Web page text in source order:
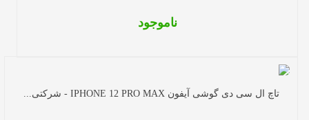
ناموجود
تاچ ال سی دی گوشی آیفون IPHONE 12 PRO MAX - شرکتی...